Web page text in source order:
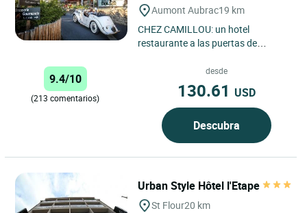
Aumont Aubrac19 km
CHEZ CAMILLOU: un hotel
restaurante a las puertas de
entre el Midi y Auvernia, 35
minutos...
9.4/10
(213 comentarios)
desde
130.61 USD
Descubra
Urban Style Hôtel l'Etape
St Flour20 km